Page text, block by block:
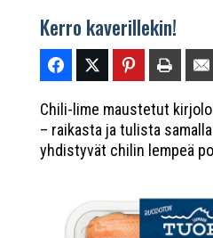
Kerro kaverillekin!
Chili-lime maustetut
– raikasta ja tulista
yhdistyvät chilin lempeä